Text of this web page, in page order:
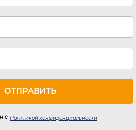
с Политикой конфиденциальности